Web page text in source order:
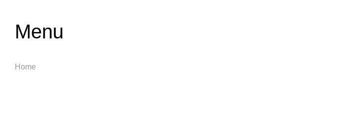
Menu
Home